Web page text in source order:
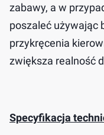
zabawy, a w
poszaleć używając
przykręcenia
zwiększa realność
Specyfikacja